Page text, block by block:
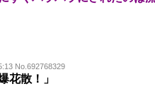
No.692768329
花散！」